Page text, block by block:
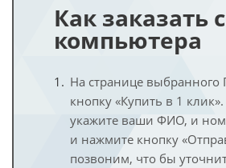
Как заказать
компьютера
На странице
кнопку «Купить в 1
укажите ваши ФИО, и
и нажмите кнопку
позвоним, что бы